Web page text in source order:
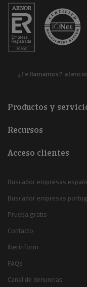
¿Te llamamos?
Productos y
Recursos
Acceso clientes
Buscador empresas
Buscador empresas
Prueba gratis
Contacto
Iberinform
FAQs
Canal de denuncias